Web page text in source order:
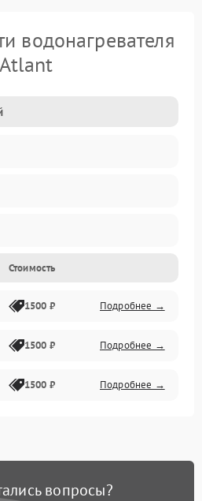
водонагревателя
Atlant
Стоимость
1500 ₽ Подробнее →
1500 ₽ Подробнее →
1500 ₽ Подробнее →
вопросы?